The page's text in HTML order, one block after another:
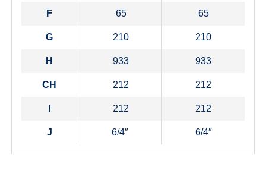
F 65 65
G 210 210
H 933 933
CH 212 212
212 212
J 6/4″ 6/4″